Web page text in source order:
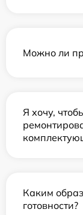
Можно ли
Я хочу,
Каким
готовности?